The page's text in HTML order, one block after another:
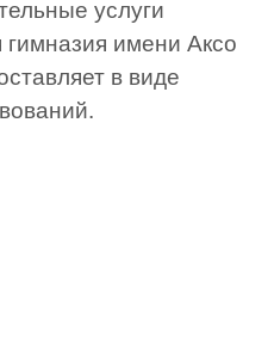
услуги
имени Аксо
в виде